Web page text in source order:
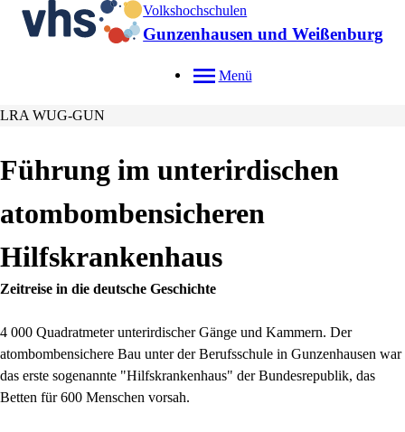
Volkshochschulen
Gunzenhausen und Weißenburg
Menü
LRA WUG-GUN
Führung im unterirdischen
atombombensicheren
Hilfskrankenhaus
Zeitreise in die deutsche Geschichte
4 000 Quadratmeter unterirdischer Gänge und Kammern. Der
atombombensichere Bau unter der Berufsschule in Gunzenhausen war
das erste sogenannte "Hilfskrankenhaus" der Bundesrepublik, das
Betten für 600 Menschen vorsah.